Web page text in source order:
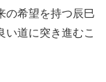
の希望を持つ辰巳
い道に突き進むこ